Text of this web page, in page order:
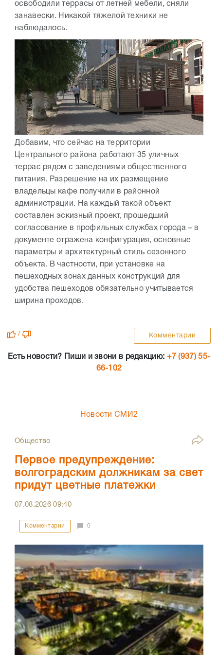
освободили террасы от летней мебели, сняли
занавески. Никакой тяжелой техники не
наблюдалось.
Добавим, что сейчас на территории
Центрального района работают 35 уличных
террас рядом с заведениями общественного
питания. Разрешение на их размещение
владельцы кафе получили в районной
администрации. На каждый такой объект
составлен эскизный проект, прошедший
согласование в профильных службах города – в
документе отражена конфигурация, основные
параметры и архитектурный стиль сезонного
объекта. В частности, при установке на
пешеходных зонах данных конструкций для
удобства пешеходов обязательно учитывается
ширина проходов.
/ Комментарии
Есть новости? Пиши и звони в редакцию: +7 (937) 55-
66-102
Новости СМИ2
Общество
Первое предупреждение:
волгоградским должникам за свет
придут цветные платежки
07.08.202609:40
Комментарии 0